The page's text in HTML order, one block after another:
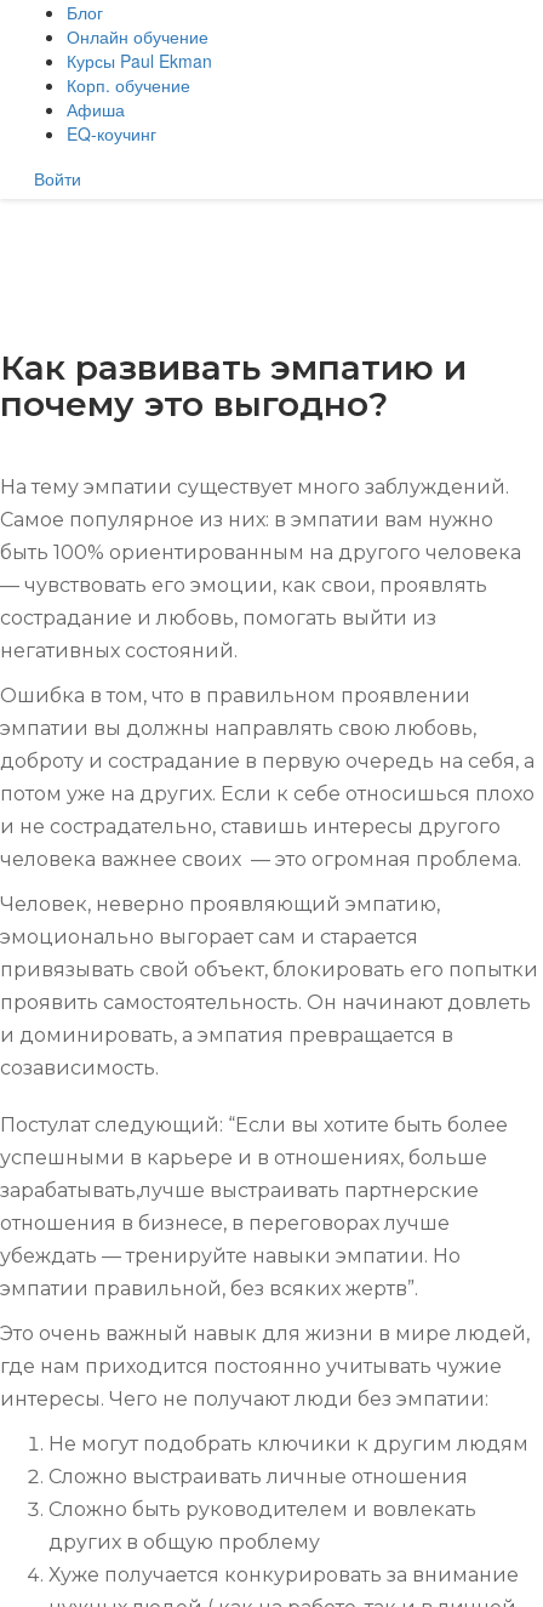
Блог
Онлайн обучение
Курсы Paul Ekman
Корп. обучение
Афиша
EQ-коучинг
Войти
Как развивать эмпатию и
почему это выгодно?
На тему эмпатии существует много заблуждений.
Самое популярное из них: в эмпатии вам нужно
быть 100% ориентированным на другого человека
— чувствовать его эмоции, как свои, проявлять
сострадание и любовь, помогать выйти из
негативных состояний.
Ошибка в том, что в правильном проявлении
эмпатии вы должны направлять свою любовь,
доброту и сострадание в первую очередь на себя, а
потом уже на других. Если к себе относишься плохо
и не сострадательно, ставишь интересы другого
человека важнее своих — это огромная проблема.
Человек, неверно проявляющий эмпатию,
эмоционально выгорает сам и старается
привязывать свой объект, блокировать его попытки
проявить самостоятельность. Он начинают довлеть
и доминировать, а эмпатия превращается в
созависимость.
Постулат следующий: “Если вы хотите быть более
успешными в карьере и в отношениях, больше
зарабатывать,лучше выстраивать партнерские
отношения в бизнесе, в переговорах лучше
убеждать — тренируйте навыки эмпатии. Но
эмпатии правильной, без всяких жертв”.
Это очень важный навык для жизни в мире людей,
где нам приходится постоянно учитывать чужие
интересы. Чего не получают люди без эмпатии:
Не могут подобрать ключики к другим людям
Сложно выстраивать личные отношения
Сложно быть руководителем и вовлекать
других в общую проблему
Хуже получается конкурировать за внимание